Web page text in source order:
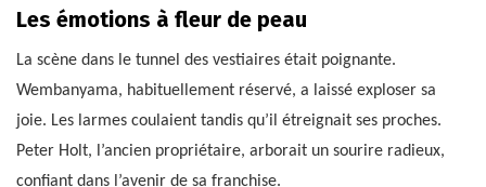
Les émotions à fleur de peau
La scène dans le tunnel des vestiaires était poignante.
Wembanyama, habituellement réservé, a laissé exploser sa
joie. Les larmes coulaient tandis qu’il étreignait ses proches.
Peter Holt, l’ancien propriétaire, arborait un sourire radieux,
confiant dans l’avenir de sa franchise.